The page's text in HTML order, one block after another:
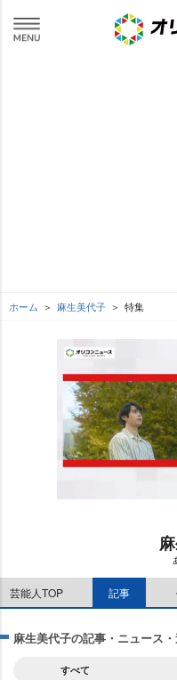
ホーム 麻生美代子 特集
芸能人TOP 記事
麻生美代子の記事・ニュース
すべて